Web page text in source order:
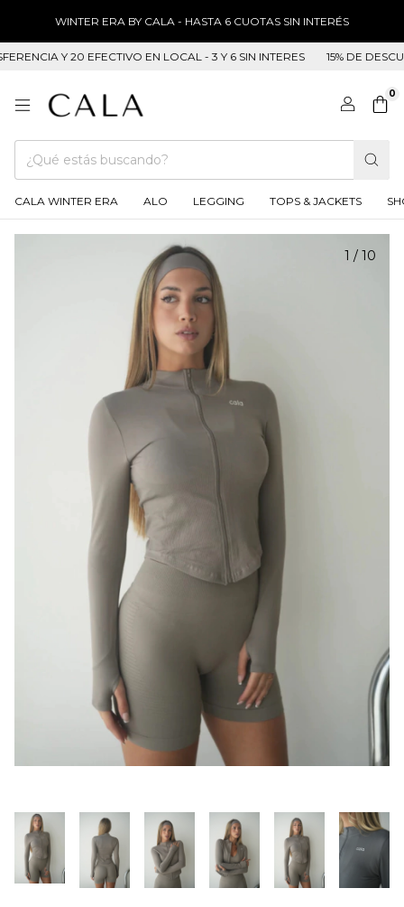
WINTER ERA BY CALA - HASTA 6 CUOTAS SIN INTERÉS
Y 20 EFECTIVO EN LOCAL - 3 Y 6 SIN INTERES 15% DE DESCUENTO
0
CALA WINTER ERA ALO LEGGING TOPS & JACKETS
1 / 10